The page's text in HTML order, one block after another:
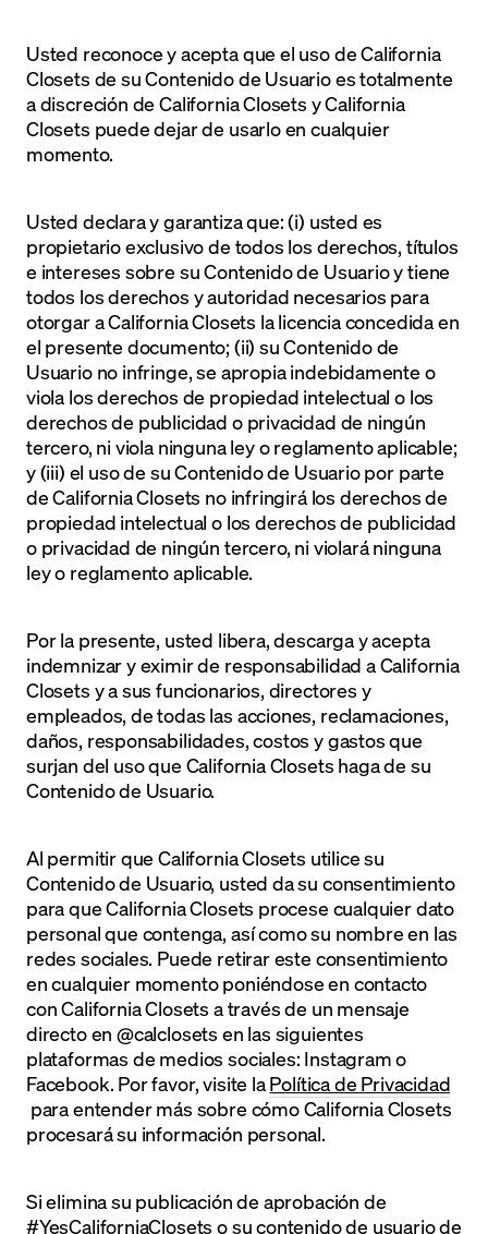
Usted reconoce y acepta que el uso de California
Closets de su Contenido de Usuario es totalmente
a discreción de California Closets y California
Closets puede dejar de usarlo en cualquier
momento.
Usted declara y garantiza que: (i) usted es
propietario exclusivo de todos los derechos, títulos
e intereses sobre su Contenido de Usuario y tiene
todos los derechos y autoridad necesarios para
otorgar a California Closets la licencia concedida en
el presente documento; (ii) su Contenido de
Usuario no infringe, se apropia indebidamente o
viola los derechos de propiedad intelectual o los
derechos de publicidad o privacidad de ningún
tercero, ni viola ninguna ley o reglamento aplicable;
y (iii) el uso de su Contenido de Usuario por parte
de California Closets no infringirá los derechos de
propiedad intelectual o los derechos de publicidad
o privacidad de ningún tercero, ni violará ninguna
ley o reglamento aplicable.
Por la presente, usted libera, descarga y acepta
indemnizar y eximir de responsabilidad a California
Closets y a sus funcionarios, directores y
empleados, de todas las acciones, reclamaciones,
daños, responsabilidades, costos y gastos que
surjan del uso que California Closets haga de su
Contenido de Usuario.
Al permitir que California Closets utilice su
Contenido de Usuario, usted da su consentimiento
para que California Closets procese cualquier dato
personal que contenga, así como su nombre en las
redes sociales. Puede retirar este consentimiento
en cualquier momento poniéndose en contacto
con California Closets a través de un mensaje
directo en @calclosets en las siguientes
plataformas de medios sociales: Instagram o
Facebook. Por favor, visite laPolítica de Privacidad
para entender más sobre cómo California Closets
procesará su información personal.
Si elimina su publicación de aprobación de
#YesCaliforniaClosets o su contenido de usuario de